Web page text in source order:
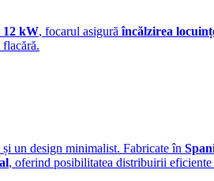
12 kW, focarul asigurăîncălzirea
un design minimalist. Fabricate în
, oferind posibilitatea distribuirii